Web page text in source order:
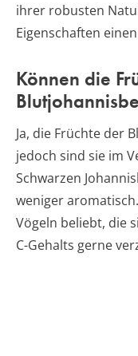
ihrer robusten
Eigenschaften
Können die
Ja, die Früchte der
jedoch sind sie im
Schwarzen
weniger
Vögeln beliebt, die
C-Gehalts gerne